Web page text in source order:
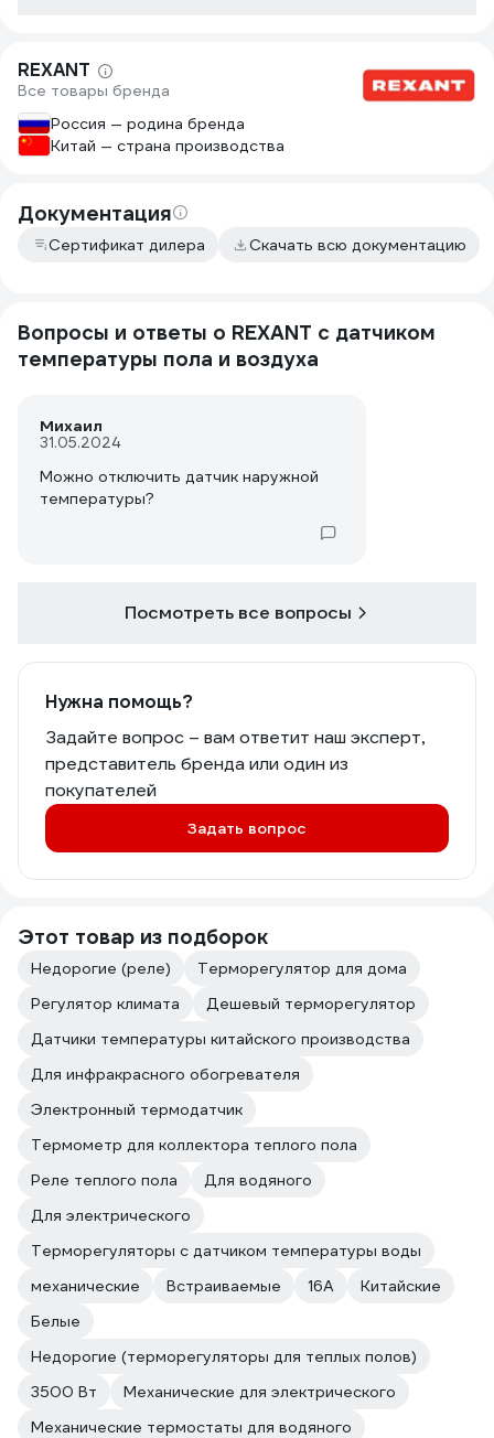
чем купить
цену.
REXANT
Все товары бренда
Россия — родина бренда
Китай — страна производства
Документация
Сертификат дилера Скачать всю документацию
Вопросы и ответы о REXANT с датчиком
температуры пола и воздуха
Михаил
31.05.2024
Можно отключить датчик наружной
температуры?
Посмотреть все вопросы
Нужна помощь?
Задайте вопрос – вам ответит наш эксперт,
представитель бренда или один из
покупателей
Задать вопрос
Этот товар из подборок
Недорогие (реле)
Терморегулятор для дома
Регулятор климата
Дешевый терморегулятор
Датчики температуры китайского производства
Для инфракрасного обогревателя
Электронный термодатчик
Термометр для коллектора теплого пола
Реле теплого пола
Для водяного
Для электрического
Терморегуляторы с датчиком температуры воды
механические
Встраиваемые 16А
Китайские
Белые
Недорогие (терморегуляторы для теплых полов)
3500 Вт
Механические для электрического
Механические термостаты для водяного